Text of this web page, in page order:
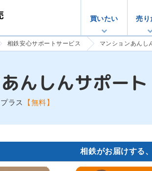
買いたい 売り
相鉄安心サポートサービス マンションあんし
あんしんサポート
ラス 【無料】
相鉄がお届けする